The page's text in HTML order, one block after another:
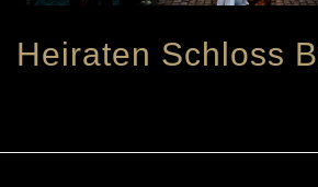
Heiraten Schloss